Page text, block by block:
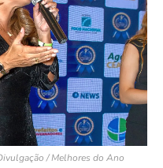
/ Melhores do Ano